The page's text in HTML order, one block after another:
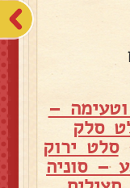
–
סלק
סלט ירוק
– סוניה